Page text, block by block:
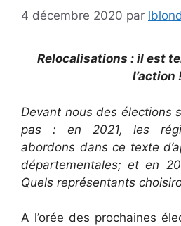
4 décembre 2020 par
Relocalisations : il est
l’action
Devant nous des élections
pas : en 2021, les
abordons dans ce texte
départementales; et en
Quels représentants
A l’orée des prochaines